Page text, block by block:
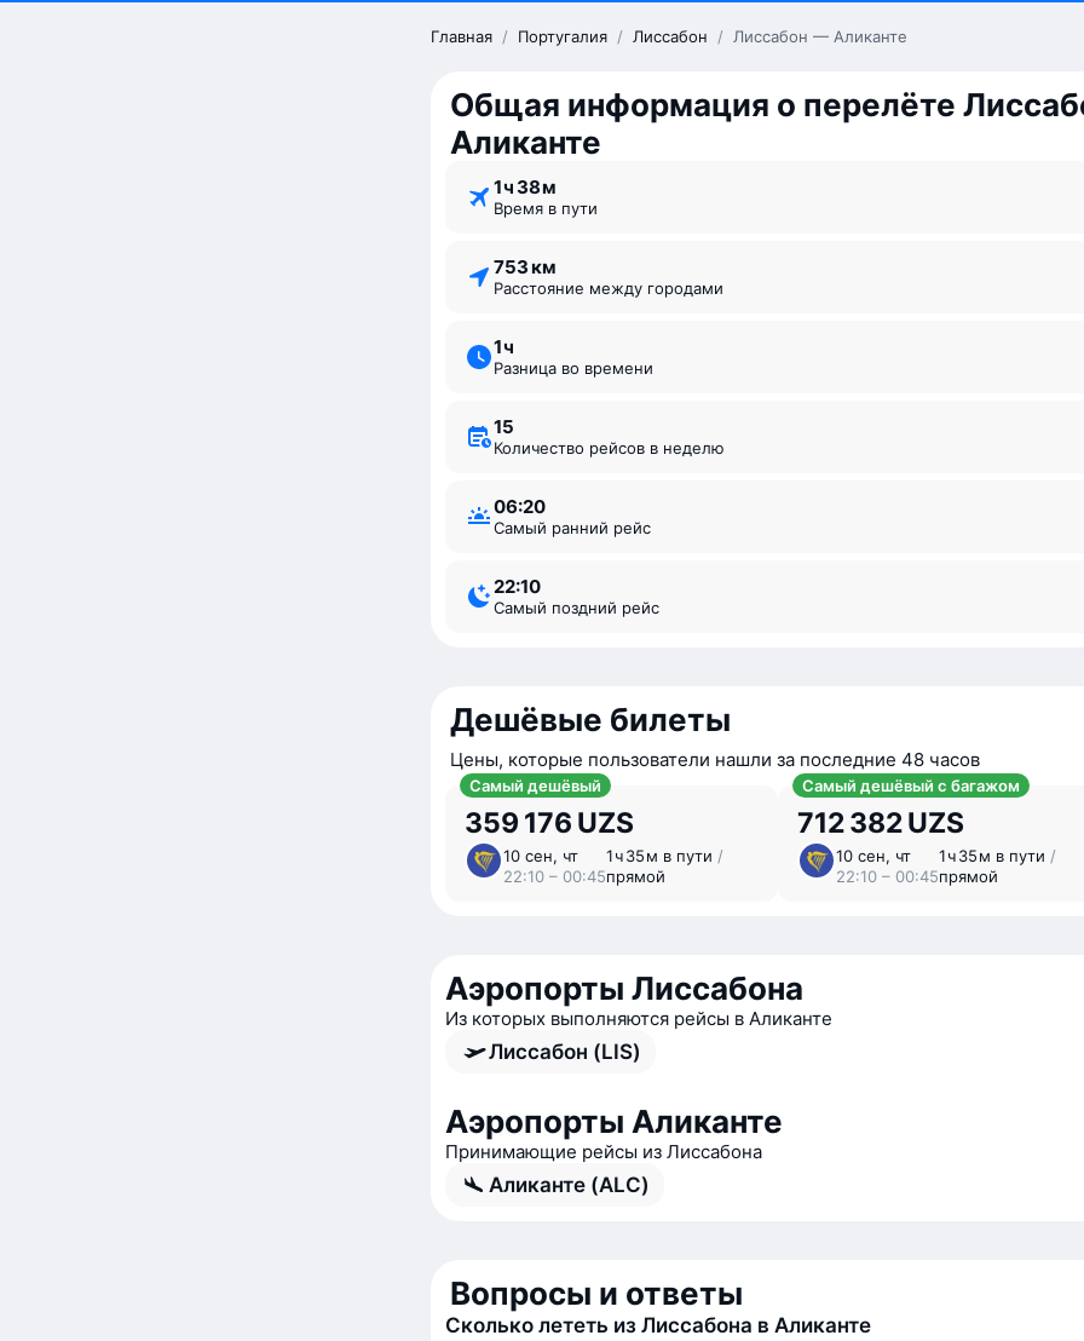
Главная / Португалия / Лиссабон / Лиссабон — Аликанте
Общая информация о перелёте
Аликанте
1 ⁠ч 38 ⁠м
Время в пути
753 км
Расстояние между городами
1 ⁠ч
Разница во времени
15
Количество рейсов в неделю
06:20
Самый ранний рейс
22:10
Самый поздний рейс
Дешёвые билеты
Цены, которые пользователи нашли за последние 48 часов
Самый дешёвый
359 176 UZS
10 сен, чт
22:10 – 00:45
1 ⁠ч 35 ⁠м в пути /
прямой
Самый дешёвый с багажом
712 382 UZS
10 сен, чт
22:10 – 00:45
1 ⁠ч 35 ⁠м в пути /
прямой
Аэропорты Лиссабона
Из которых выполняются рейсы в Аликанте
Лиссабон (LIS)
Аэропорты Аликанте
Принимающие рейсы из Лиссабона
Аликанте (ALC)
Вопросы и ответы
Сколько лететь из Лиссабона в Аликанте